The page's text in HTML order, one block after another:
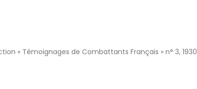
« Témoignages de Combattants Français » n° 3, 1930